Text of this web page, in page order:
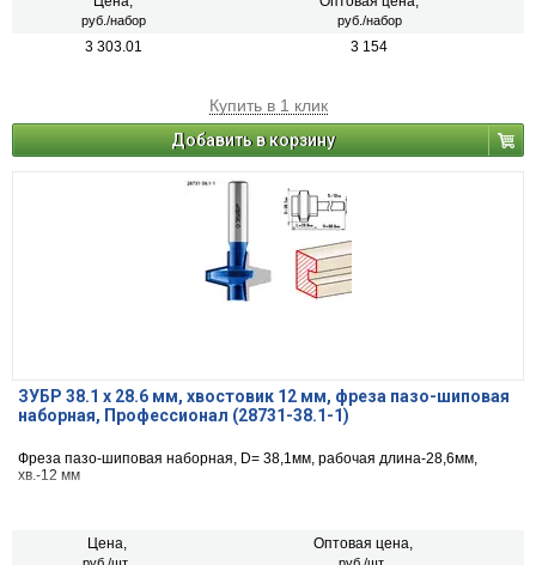
руб./набор руб./набор
3 303.01 3 154
Купить в 1 клик
Добавить в корзину
ЗУБР 38.1 x 28.6 мм, хвостовик 12 мм, фреза пазо-шиповая
наборная, Профессионал (28731-38.1-1)
Фреза пазо-шиповая наборная, D= 38,1мм, рабочая длина-28,6мм,
хв.-12 мм
Цена, Оптовая цена,